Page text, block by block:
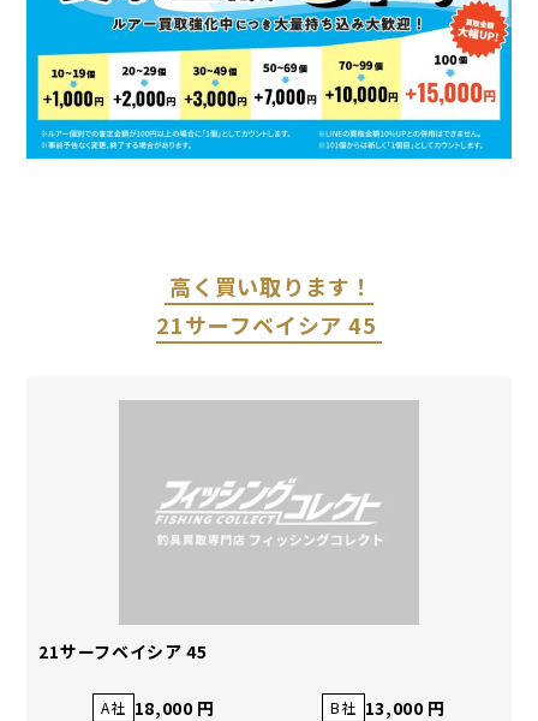
高く買い取ります！
21サーフベイシア 45
21サーフベイシア 45
A社 18,000 円 B社 13,000 円